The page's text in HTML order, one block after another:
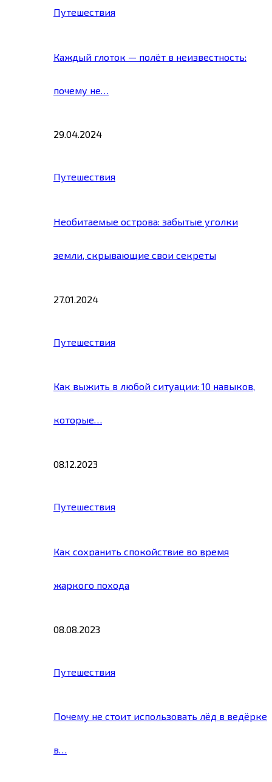
Путешествия
Каждый глоток — полёт в неизвестность:
почему не…
29.04.2024
Путешествия
Необитаемые острова: забытые уголки
земли, скрывающие свои секреты
27.01.2024
Путешествия
Как выжить в любой ситуации: 10 навыков,
которые…
08.12.2023
Путешествия
Как сохранить спокойствие во время
жаркого похода
08.08.2023
Путешествия
Почему не стоит использовать лёд в ведёрке
в…